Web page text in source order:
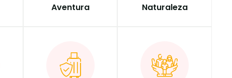
Aventura Naturaleza